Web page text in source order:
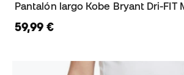
59,99 €